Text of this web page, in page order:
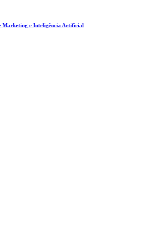
Marketing e Inteligência Artificial